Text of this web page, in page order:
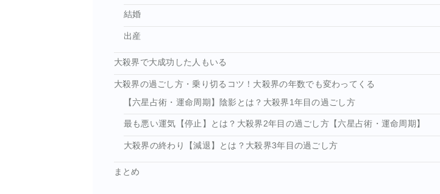
結婚
出産
大殺界で大成功した人もいる
大殺界の過ごし方・乗り切るコツ！大殺界の年数でも変わってくる
【六星占術・運命周期】陰影とは？大殺界1年目の過ごし方
最も悪い運気【停止】とは？大殺界2年目の過ごし方【六星占術・運命周期】
大殺界の終わり【減退】とは？大殺界3年目の過ごし方
まとめ